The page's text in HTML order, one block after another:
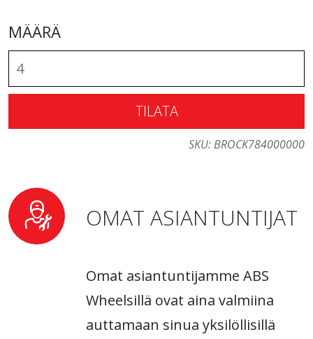
MÄÄRÄ
TILATA
SKU:BROCK784000000
OMAT ASIANTUNTIJAT
Omat asiantuntijamme ABS
Wheelsillä ovat aina valmiina
auttamaan sinua yksilöllisillä